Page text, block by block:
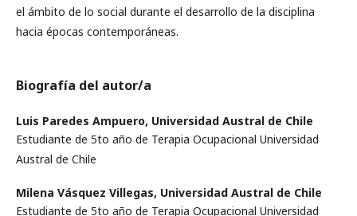
el ámbito de lo social durante el desarrollo de la disciplina
hacia épocas contemporáneas.
Biografía del autor/a
Luis Paredes Ampuero, Universidad Austral de Chile
Estudiante de 5to año de Terapia Ocupacional Universidad
Austral de Chile
Milena Vásquez Villegas, Universidad Austral de Chile
Estudiante de 5to año de Terapia Ocupacional Universidad